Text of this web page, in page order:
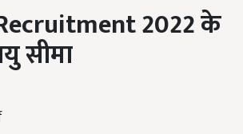
2022के
सीमा